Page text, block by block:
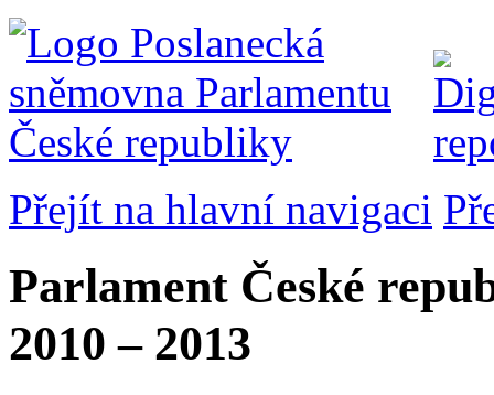
Přejít na hlavní navigaci
Parlament České
2010 – 2013